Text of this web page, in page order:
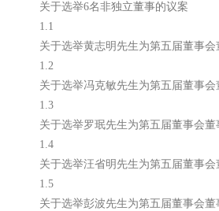
关于选举6名非独立董事的议案
1.1
关于选举黄志明先生为第五届董事会
1.2
关于选举冯克敏先生为第五届董事会
1.3
关于选举罗珉先生为第五届董事会董
1.4
关于选举汪省明先生为第五届董事会
1.5
关于选举彭波先生为第五届董事会董